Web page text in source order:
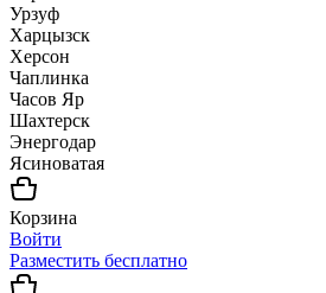
Урзуф
Харцызск
Херсон
Чаплинка
Часов Яр
Шахтерск
Энергодар
Ясиноватая
Корзина
Войти
Разместить бесплатно